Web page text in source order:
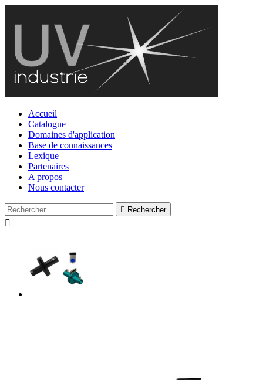
Accueil
Catalogue
Domaines d'application
Base de connaissances
Lexique
Partenaires
A propos
Nous contacter
 Rechercher
